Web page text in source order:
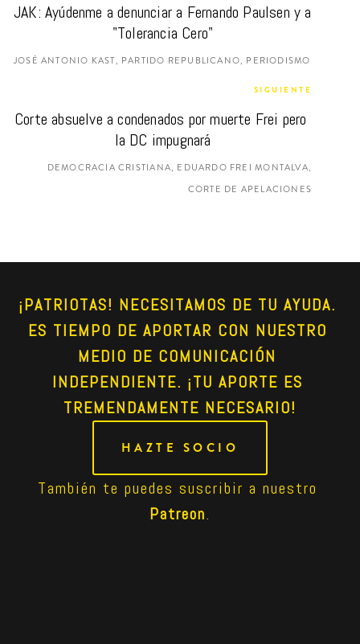
JAK: Ayúdenme a denunciar a Fernando Paulsen y a
"Tolerancia Cero"
JOSÉ ANTONIO KAST, PARTIDO REPUBLICANO, PERIODISMO
SIGUIENTE
Corte absuelve a condenados por muerte Frei pero
la DC impugnará
DEMOCRACIA CRISTIANA, EDUARDO FREI MONTALVA,
CORTE DE APELACIONES
¡PATRIOTAS! NECESITAMOS DE TU AYUDA.
ES TIEMPO DE APORTAR CON NUESTRO
MEDIO DE COMUNICACIÓN
INDEPENDIENTE. ¡TU APORTE ES
TREMENDAMENTE NECESARIO!
HAZTE SOCIO
Patreon.